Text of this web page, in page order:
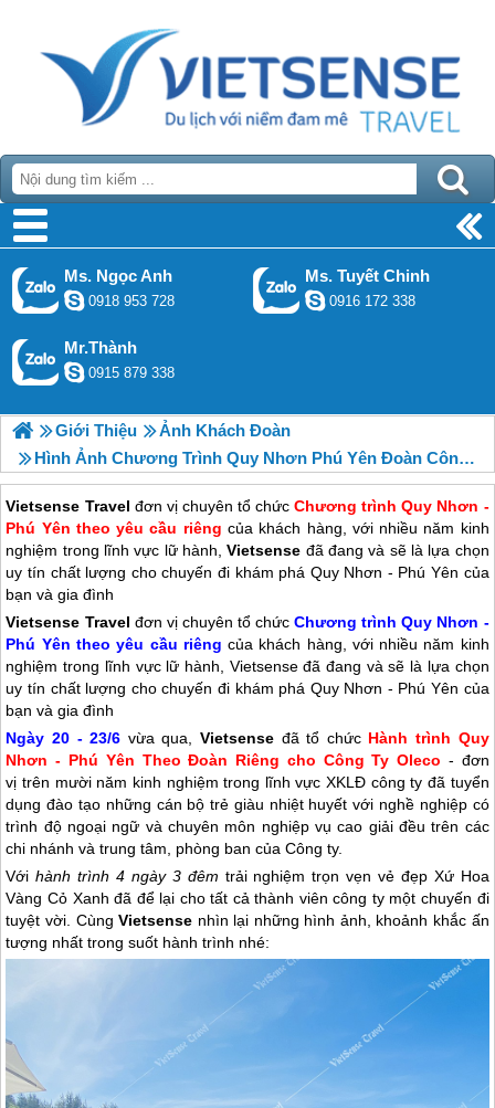
Ms. Ngọc Anh
0918 953 728
Ms. Tuyết Chinh
0916 172 338
Mr.Thành
0915 879 338
Giới Thiệu
Ảnh Khách Đoàn
Hình Ảnh Chương Trình Quy Nhơn Phú Yên Đoàn Công Ty Oleco
Vietsense Travel đơn vị chuyên tổ chứcChương trình Quy Nhơn -
Phú Yên theo yêu cầu riêng của khách hàng, với nhiều năm kinh
nghiệm trong lĩnh vực lữ hành,Vietsense đã đang và sẽ là lựa chọn
uy tín chất lượng cho chuyến đi khám phá Quy Nhơn - Phú Yên của
bạn và gia đình
Vietsense Travel đơn vị chuyên tổ chứcChương trìnhQuy Nhơn -
Phú Yên theo yêu cầu riêng của khách hàng, với nhiều năm kinh
nghiệm trong lĩnh vực lữ hành, Vietsense đã đang và sẽ là lựa chọn
uy tín chất lượng cho chuyến đi khám phá Quy Nhơn - Phú Yên của
bạn và gia đình
Ngày 20 - 23/6 vừa qua, Vietsense đã tổ chức Hành trình Quy
Nhơn - Phú Yên Theo Đoàn Riêng cho Công Ty Oleco - đơn
vị trên mười năm kinh nghiệm trong lĩnh vực XKLĐ công ty đã tuyển
dụng đào tạo những cán bộ trẻ giàu nhiệt huyết với nghề nghiệp có
trình độ ngoại ngữ và chuyên môn nghiệp vụ cao giải đều trên các
chi nhánh và trung tâm, phòng ban của Công ty.
Vớihành trình 4 ngày 3 đêm trải nghiệm trọn vẹn vẻ đẹp Xứ Hoa
Vàng Cỏ Xanh đã để lại cho tất cả thành viên công ty một chuyến đi
tuyệt vời. CùngVietsense nhìn lại những hình ảnh, khoảnh khắc ấn
tượng nhất trong suốt hành trình nhé: